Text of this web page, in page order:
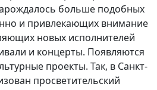
больше подобных
и привлекающих внимание
новых исполнителей
и концерты. Появляются
проекты. Так, в Санкт-
просветительский